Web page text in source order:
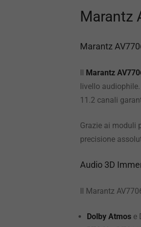
Marantz
Marantz
Il Marantz
livello
11.2 canali
Grazie ai moduli
precisione
Audio 3D
Il Marantz
Dolby Atmos e